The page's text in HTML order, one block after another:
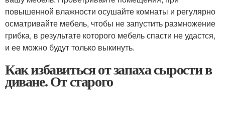
повышенной влажности осушайте комнаты и регулярно
осматривайте мебель, чтобы не запустить размножение
грибка, в результате которого мебель спасти не удастся,
и ее можно будут только выкинуть.
Как избавиться от запаха сырости в
диване. От старого